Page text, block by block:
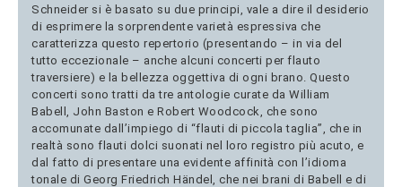
Schneider si è basato su due principi, vale a dire il desiderio
di esprimere la sorprendente varietà espressiva che
caratterizza questo repertorio (presentando – in via del
tutto eccezionale – anche alcuni concerti per flauto
traversiere) e la bellezza oggettiva di ogni brano. Questo
concerti sono tratti da tre antologie curate da William
Babell, John Baston e Robert Woodcock, che sono
accomunate dall’impiego di “flauti di piccola taglia”, che in
realtà sono flauti dolci suonati nel loro registro più acuto, e
dal fatto di presentare una evidente affinità con l’idioma
tonale di Georg Friedrich Händel, che nei brani di Babell e di